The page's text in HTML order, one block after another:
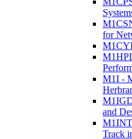
for
M1I -
and
Track